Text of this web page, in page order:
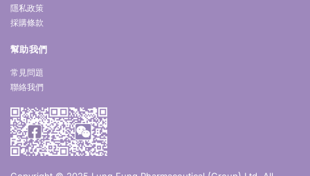
隱私政策
採購條款
幫助我們
常見問題
聯絡我們